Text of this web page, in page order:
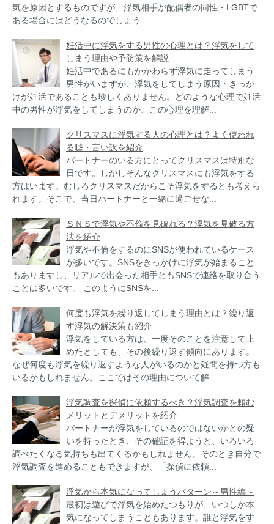
気を原因とするものですが、浮気相手が配偶者の同性・LGBTで
ある場合にはどうなるのでしょう...
妊活中に浮気をする男性の心理とは？浮気をして
しまう理由や予防策を解説
妊活中であるにもかかわらず浮気に走ってしまう
男性がいますが、浮気をしてしまう原因・きっか
けが妊活であることも珍しくありません。どのような心理で妊活
中の男性が浮気をしてしまうのか、この心理を理解...
クリスマスに浮気する人の心理とは？よく使われ
る嘘・言い訳を紹介
パートナーのいる方にとってクリスマスは特別な
日です。しかしそんなクリスマスにも浮気をする
方はいます。むしろクリスマスだからこそ浮気をするとも考えら
れます。そこで、当日パートナーと一緒に過ごせな...
ＳＮＳで浮気や不倫を見破れる？浮気を見破る方
法を紹介
浮気や不倫をするのにSNSが使われているケース
が多いです。SNSをきっかけに浮気が始まること
もありますし、リアルで出会った相手ともSNSで連絡を取り合う
ことは多いです。 このようにSNSを...
何度も浮気を繰り返してしまう理由とは？繰り返
す浮気の解決策も紹介
浮気をしている方は、一度そのことを注意して止
めたとしても、その後繰り返す傾向にあります。
なぜ何度も浮気を繰り返すような人がいるのかと疑問を持つ方も
いるかもしれません。ここではその理由について解...
浮気調査を探偵に依頼するべき？浮気調査を頼む
メリットとデメリットを紹介
パートナーが浮気をしているのではないかとの疑
いを持ったとき、その確証を得ようと、いろいろ
調べたくなる気持ちも出てくるかもしれません。そのとき自分で
浮気調査を進めることもできますが、「探偵に依頼...
浮気から本気になってしまうパターン～男性編～
最初は遊びで浮気を始めたつもりが、いつしか本
気になってしまうこともあります。誰と浮気をす